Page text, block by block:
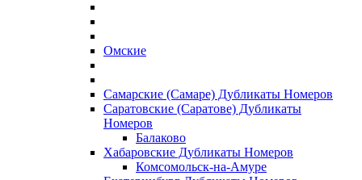
Омские
Самарские (Самаре) Дубликаты Номеров
Саратовские (Саратове) Дубликаты
Номеров
Балаково
Хабаровские Дубликаты Номеров
Комсомольск-на-Амуре